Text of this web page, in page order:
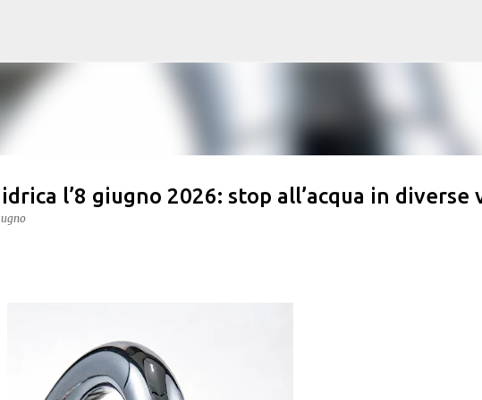
l’8 giugno 2026: stop all’acqua in diverse